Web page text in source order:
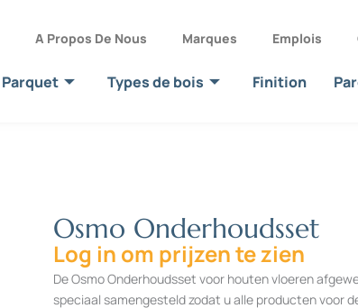
A Propos De Nous Marques Emplois
Parquet Types de bois Finition
Osmo Onderhoudsset
Log in om prijzen te zien
De Osmo Onderhoudsset voor houten vloeren
speciaal samengesteld zodat u alle producten voor